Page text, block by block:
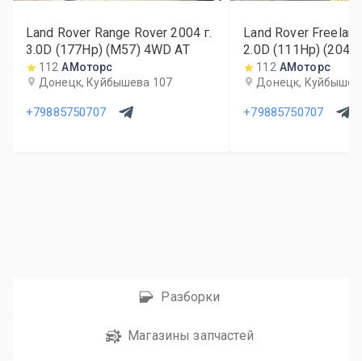
Land Rover Range Rover 2004 г.
3.0D (177Hp) (M57) 4WD AT
112 АМоторс
Донецк, Куйбышева 107
+79885750707
Land Rover
2.0D (111Hp)
112 АМоторс
Донецк,
+79885750707
Разборки
Магазины запчастей